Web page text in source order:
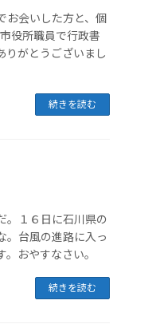
お会いした方と、個
役所職員で行政書
りがとうございまし
続きを読む
。１６日に石川県の
。台風の進路に入っ
おやすなさい。
続きを読む